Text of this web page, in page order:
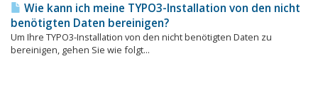
Wie kann ich meine TYPO3-Installation von den nicht
benötigten Daten bereinigen?
Um Ihre TYPO3-Installation von den nicht benötigten Daten zu
bereinigen, gehen Sie wie folgt...